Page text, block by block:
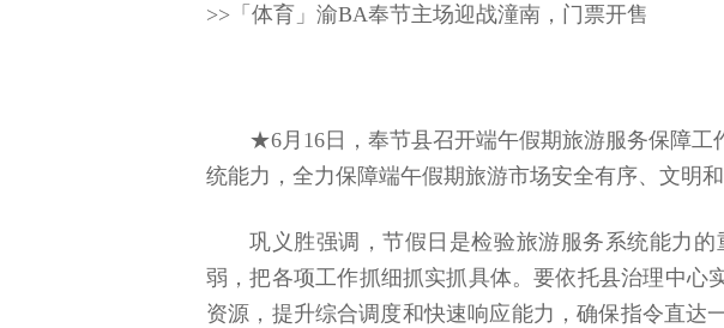
>>「体育」渝BA奉节主场迎战潼南，门票开售
★6月16日，奉节县召开端午假期旅游服务保障
统能力，全力保障端午假期旅游市场安全有序、文明
巩义胜强调，节假日是检验旅游服务系统能力
弱，把各项工作抓细抓实抓具体。要依托县治理中心
资源，提升综合调度和快速响应能力，确保指令直达